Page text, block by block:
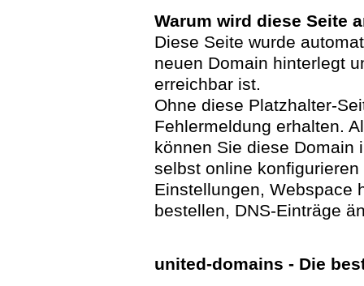
Warum wird diese Seite
Diese Seite wurde
neuen Domain hinterlegt
erreichbar ist.
Ohne diese Platzhalter-
Fehlermeldung erhalten.
können Sie diese Domain
selbst online
Einstellungen, Webspace
bestellen, DNS-Einträge
united-domains - Die